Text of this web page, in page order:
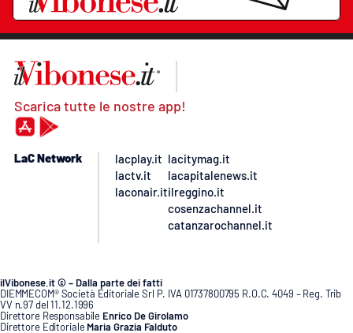
Scarica tutte le nostre app!
LaC Network
lacplay.it
lactv.it
laconair.it
lacitymag.it
lacapitalenews.it
ilreggino.it
cosenzachannel.it
catanzarochannel.it
ilVibonese.it © – Dalla parte dei fatti
DIEMMECOM® Società Editoriale Srl P. IVA 01737800795 R.O.C. 4049 – Reg. Trib
VV n.97 del 11.12.1996
Direttore Responsabile Enrico De Girolamo
Direttore Editoriale Maria Grazia Falduto